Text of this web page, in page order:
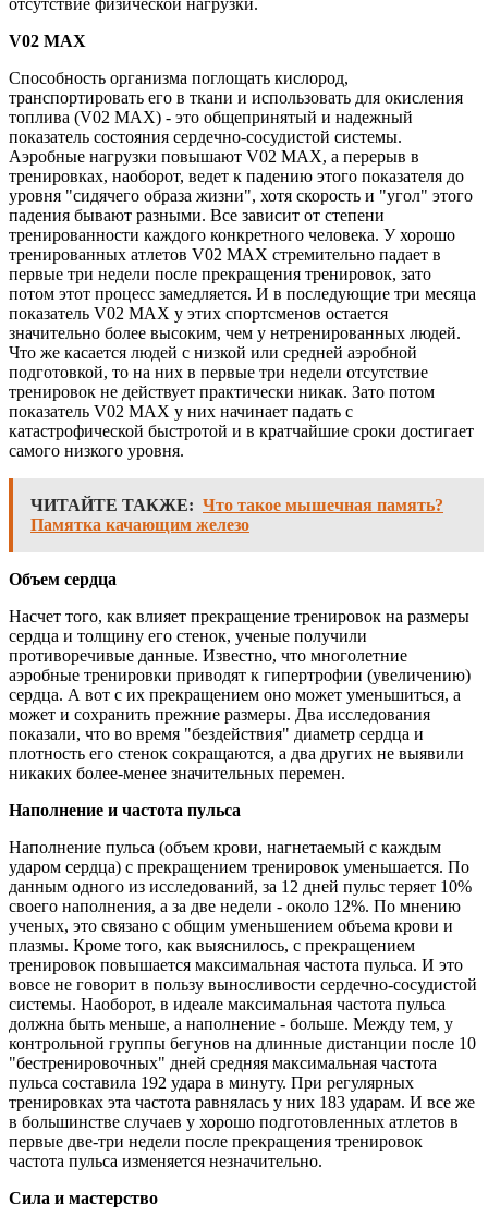
отсутствие физической нагрузки.
V02 МАХ
Способность организма поглощать кислород,
транспортировать его в ткани и использовать для окисления
топлива (V02 МАХ) - это общепринятый и надежный
показатель состояния сердечно-сосудистой системы.
Аэробные нагрузки повышают V02 МАХ, а перерыв в
тренировках, наоборот, ведет к падению этого показателя до
уровня "сидячего образа жизни", хотя скорость и "угол" этого
падения бывают разными. Все зависит от степени
тренированности каждого конкретного человека. У хорошо
тренированных атлетов V02 МАХ стремительно падает в
первые три недели после прекращения тренировок, зато
потом этот процесс замедляется. И в последующие три месяца
показатель V02 МАХ у этих спортсменов остается
значительно более высоким, чем у нетренированных людей.
Что же касается людей с низкой или средней аэробной
подготовкой, то на них в первые три недели отсутствие
тренировок не действует практически никак. Зато потом
показатель V02 МАХ у них начинает падать с
катастрофической быстротой и в кратчайшие сроки достигает
самого низкого уровня.
ЧИТАЙТЕ ТАКЖЕ: Что такое мышечная память?
Памятка качающим железо
Объем сердца
Насчет того, как влияет прекращение тренировок на размеры
сердца и толщину его стенок, ученые получили
противоречивые данные. Известно, что многолетние
аэробные тренировки приводят к гипертрофии (увеличению)
сердца. А вот с их прекращением оно может уменьшиться, а
может и сохранить прежние размеры. Два исследования
показали, что во время "бездействия" диаметр сердца и
плотность его стенок сокращаются, а два других не выявили
никаких более-менее значительных перемен.
Наполнение и частота пульса
Наполнение пульса (объем крови, нагнетаемый с каждым
ударом сердца) с прекращением тренировок уменьшается. По
данным одного из исследований, за 12 дней пульс теряет 10%
своего наполнения, а за две недели - около 12%. По мнению
ученых, это связано с общим уменьшением объема крови и
плазмы. Кроме того, как выяснилось, с прекращением
тренировок повышается максимальная частота пульса. И это
вовсе не говорит в пользу выносливости сердечно-сосудистой
системы. Наоборот, в идеале максимальная частота пульса
должна быть меньше, а наполнение - больше. Между тем, у
контрольной группы бегунов на длинные дистанции после 10
"бестренировочных" дней средняя максимальная частота
пульса составила 192 удара в минуту. При регулярных
тренировках эта частота равнялась у них 183 ударам. И все же
в большинстве случаев у хорошо подготовленных атлетов в
первые две-три недели после прекращения тренировок
частота пульса изменяется незначительно.
Сила и мастерство